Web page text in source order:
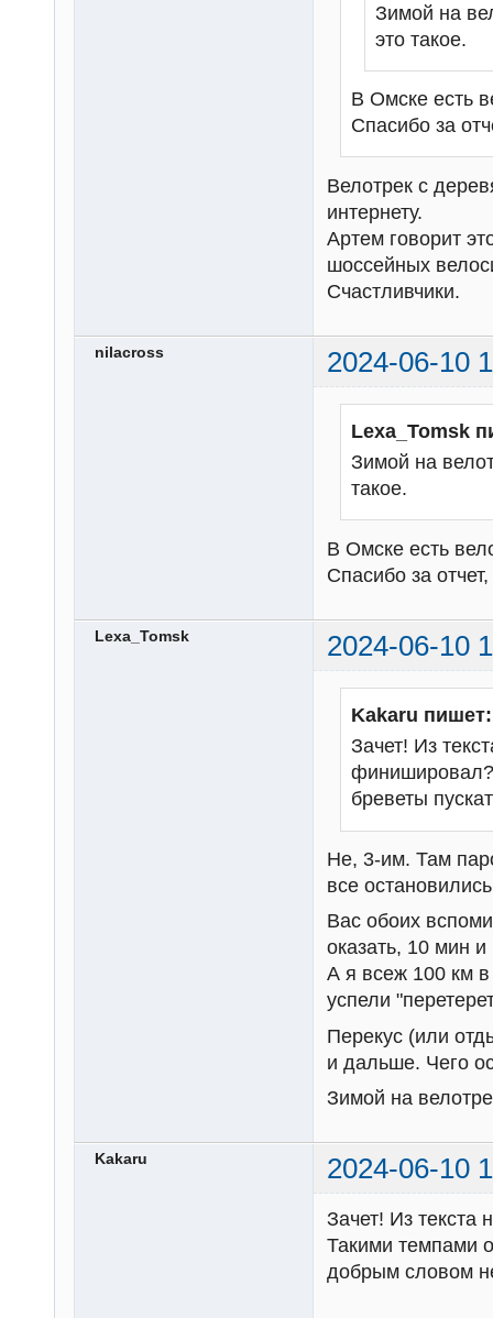
Зимой на
это такое.
В Омске есть
Спасибо за
Велотрек с
интернету.
Артем говорит
шоссейных
Счастливчики.
nilacross 2024-06-10
Lexa_Tomsk
Зимой на
такое.
В Омске есть
Спасибо за
Lexa_Tomsk 2024-06-10
Kakaru пишет:
Зачет! Из
финишировал?
бреветы
Не, 3-им. Там
все
Вас обоих
оказать, 10 мин
А я всеж 100 км в
успели
Перекус (или
и дальше. Чего
Зимой на
Kakaru 2024-06-10
Зачет! Из
Такими темпами
добрым словом